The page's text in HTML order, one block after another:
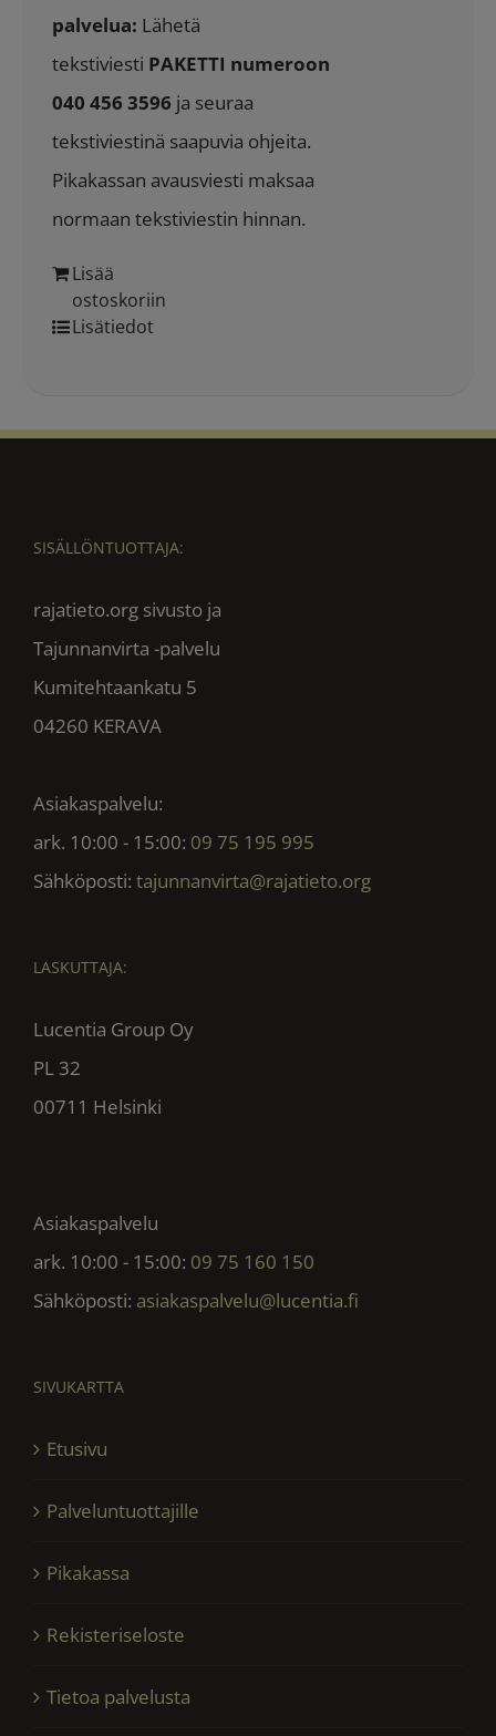
palvelua: Lähetä
tekstiviesti PAKETTI numeroon
040 456 3596 ja seuraa
tekstiviestinä saapuvia ohjeita.
Pikakassan avausviesti maksaa
normaan tekstiviestin hinnan.
Lisää
ostoskoriin
Lisätiedot
SISÄLLÖNTUOTTAJA:
rajatieto.org sivusto ja
Tajunnanvirta -palvelu
Kumitehtaankatu 5
04260 KERAVA
Asiakaspalvelu:
ark. 10:00 - 15:00: 09 75 195 995
Sähköposti: tajunnanvirta@rajatieto.org
LASKUTTAJA:
Lucentia Group Oy
PL 32
00711 Helsinki
Asiakaspalvelu
ark. 10:00 - 15:00: 09 75 160 150
Sähköposti: asiakaspalvelu@lucentia.fi
SIVUKARTTA
Etusivu
Palveluntuottajille
Pikakassa
Rekisteriseloste
Tietoa palvelusta